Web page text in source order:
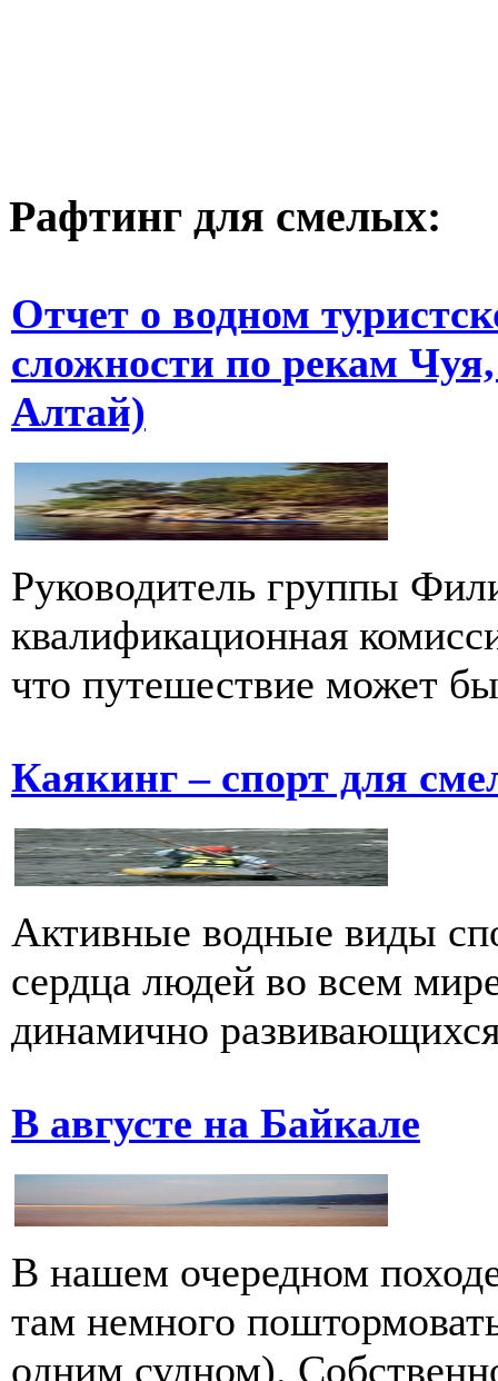
Рафтинг для смелых:
Отчет о водном
сложности по рекам
Алтай)
Руководитель группы
квалификационная
что путешествие может
Каякинг – спорт для
Активные водные виды
сердца людей во всем
динамично
В августе на Байкале
В нашем очередном
там немного
одним судном).